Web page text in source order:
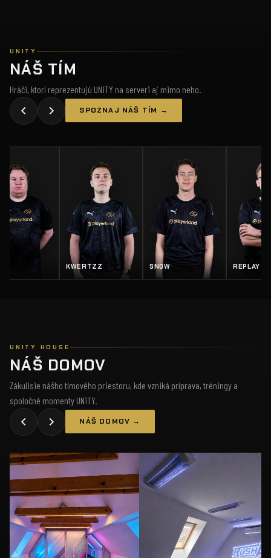
UNITY
NÁŠ TÍM
Hráči, ktorí reprezentujú UNiTY na serveri aj mimo neho.
SPOZNAJ NÁŠ TÍM →
SN0W REPLAY SALTY
UNITY HOUSE
NÁŠ DOMOV
Zákulisie nášho tímového priestoru, kde vzniká príprava, tréningy a
spoločné momenty UNiTY.
NÁŠ DOMOV →